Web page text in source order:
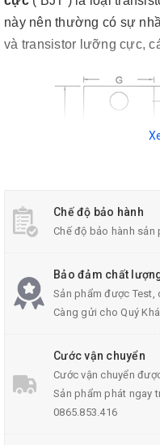
này nên thường có sự
và transistor lưỡng cực,
Model:TIP32C
Dòng điện cực đại: Ic=
Chế độ bảo hành
Chế độ bảo hành sản
Bảo đảm chất
Sản phẩm được
Càng gửi cho Quý
Cước vận chuyển
Cước vận chuyển
Sản phẩm phát ngay
0865.853.416